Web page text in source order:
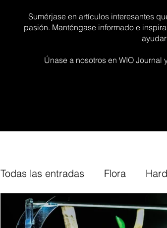
Sumérjase en artículos interesantes
pasión. Manténgase informado e
Únase a nosotros en WIO
Todas las entradas Flora
Decor kits